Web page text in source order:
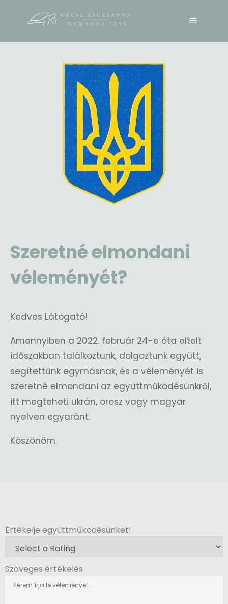
Szeretné elmondani
véleményét?
Kedves Látogató!
Amennyiben a 2022. február 24-e óta eltelt
időszakban találkoztunk, dolgoztunk együtt,
segítettünk egymásnak, és a véleményét is
szeretné elmondani az együttműködésünkről,
itt megteheti ukrán, orosz vagy magyar
nyelven egyaránt.
Köszönöm.
Értékelje együttműködésünket!
Szöveges értékelés